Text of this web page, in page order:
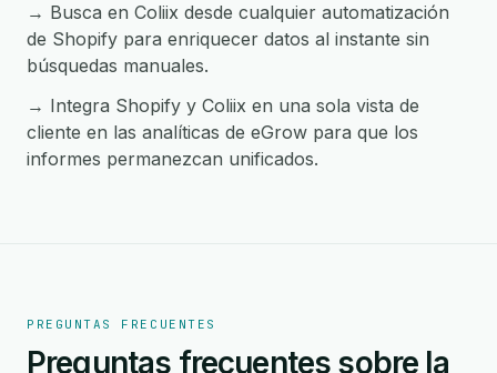
→ Busca en Coliix desde cualquier automatización
de Shopify para enriquecer datos al instante sin
búsquedas manuales.
→ Integra Shopify y Coliix en una sola vista de
cliente en las analíticas de eGrow para que los
informes permanezcan unificados.
PREGUNTAS FRECUENTES
Preguntas frecuentes sobre la